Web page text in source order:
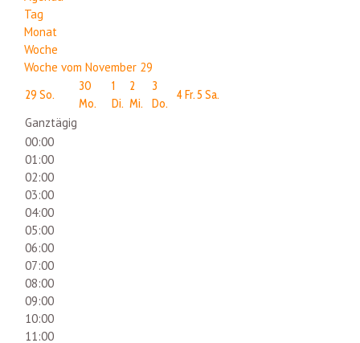
Tag
Monat
Woche
Woche vom November 29
29 So.
30
Mo.
1
Di.
2
Mi.
3
Do.
4Fr.5 Sa.
Ganztägig
00:00
01:00
02:00
03:00
04:00
05:00
06:00
07:00
08:00
09:00
10:00
11:00